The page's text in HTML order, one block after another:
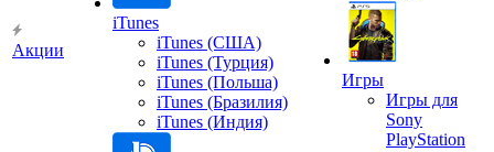
Акции
iTunes
iTunes (США)
iTunes (Турция)
iTunes (Польша)
iTunes (Бразилия)
iTunes (Индия)
Игры
Игры для
Sony
PlayStation